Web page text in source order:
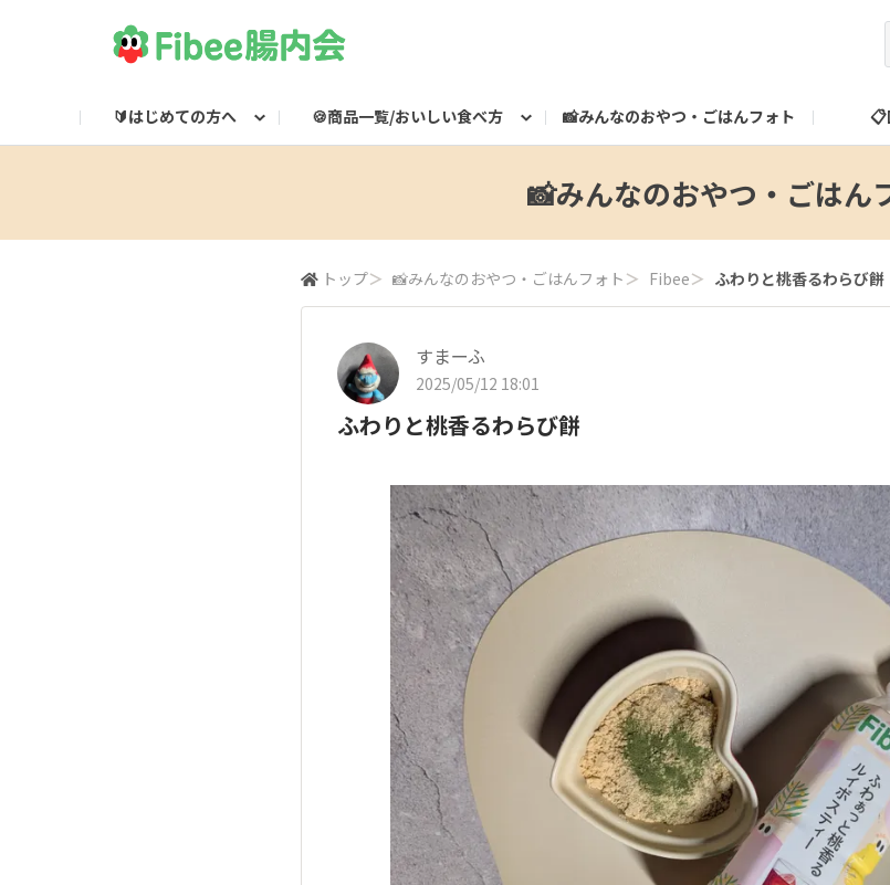
🔰はじめての方へ 🍪商品一覧/おいしい食べ方 📸みんなのおやつ・ごはんフォト 📋
📸みんなのおやつ・ごはん
トップ＞ 📸みんなのおやつ・ごはんフォト ＞ Fibee＞ ふわりと桃香るわらび餅
すまーふ
2025/05/12 18:01
ふわりと桃香るわらび餅